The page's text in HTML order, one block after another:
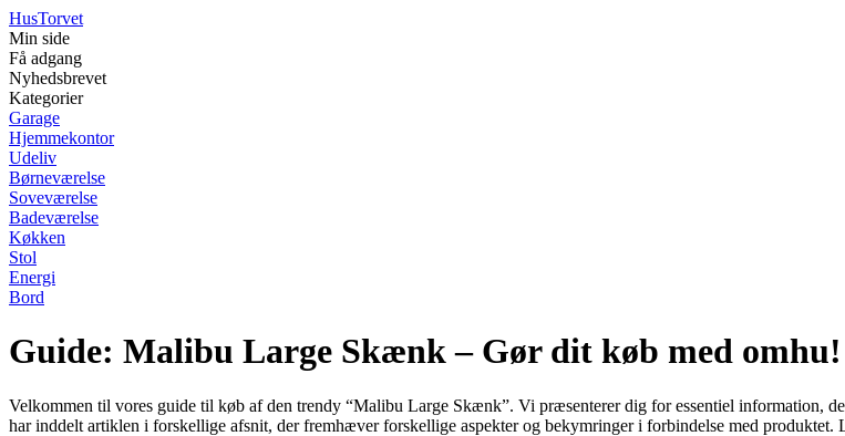
HusTorvet
Min side
Få adgang
Nyhedsbrevet
Kategorier
Garage
Hjemmekontor
Udeliv
Børneværelse
Soveværelse
Badeværelse
Køkken
Stol
Energi
Bord
Guide: Malibu Large Skænk – Gør dit køb med omhu!
Velkommen til vores guide til køb af den trendy “Malibu Large Skænk”. Vi præsenterer dig for essentiel information,
har inddelt artiklen i forskellige afsnit, der fremhæver forskellige aspekter og bekymringer i forbindelse med produktet.